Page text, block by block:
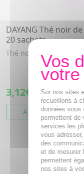
DAYANG Thé noir
20 sachets
Thé noir Yunnan
3,12€
AJOUTER AU
Sur nos sites
recueillons à
données vous
permettent de
services les
vous
des
et de mesurer
permettent
nos sites à